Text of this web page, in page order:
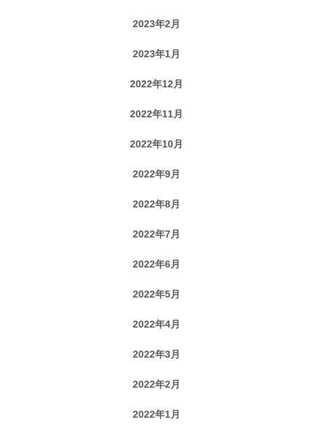
2023年2月
2023年1月
2022年12月
2022年11月
2022年10月
2022年9月
2022年8月
2022年7月
2022年6月
2022年5月
2022年4月
2022年3月
2022年2月
2022年1月